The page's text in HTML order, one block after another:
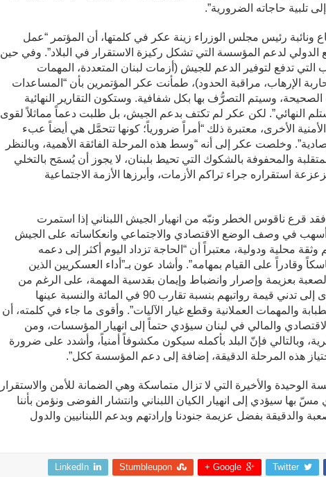
تلبية حاجاته الضرورية”.
ونائبة رئيس مجلس الوزراء زينة عكر في كلمتها، أن المؤتمر “عمل
الدولي لدعم المؤسسة التي تشكل ركيزة الاستقرار في البلاد”. وفي حين
تدفع لتوفير الدعم للجيش (أزمات لبنان المتعددة، المهمات
الإرهاب، مراقبة الحدود)، طمأنت عكر المؤتمرين بأن “المساعدات
وسيتم التصرُّف بها بكل شفافية. وستكون التقارير النهائية
النهائي”. لكن عكر لم تكتف بدعم الجيش، بل طلبت دعماً مماثلاً لقوى
الأمنية الأخرى، معتبرة ذلك “أمراً ضرورياً؛ كونها تتحمَّل هي أيضاً عبء
وخلصت عكر إلى أنه “وسط هذه المرحلة الفائقة الأهمية، وبالنظر
والمحفوفة بالشكوك التي تحيط بلبنان، لا يجوز أن يُسمَح بالتخلي
استقراره جراء تراكم الأزمات، وأبرزها الأزمة الاجتماعية
قرع ناقوس الخطر ونبّه من انهيار الجيش اللبناني إذا استمرت
أسهب في وصف الوضع الاقتصادي والاجتماعي وانعكاساته على الجيش
محلية ودولية، معتبراً أن “الحاجة تزداد اليوم أكثر إلى دعمه
وقادراً على القيام بمهامه”. وأشاد عون بـ”أداء العسكريين الذين
بعزيمة وإصرار وانضباط وإيمان بقدسية المهمة، على الرغم من
تدهور قيمة الليرة؛ ما أدّى إلى تدني قيمة رواتبهم بنسبة تقارب 90 في المائة والنسبة عينها
والمهمات العملانية وقطع غيار الآليات”. وأقوى ما جاء في كلمته، أن
والمالي في لبنان سيؤدي حتماً إلى انهيار المؤسسات، ومن
وبالتالي فإنّ البلد بأكمله سيكون مكشوفاً أمنياً، وأشدد على ضرورة
هذه المرحلة الدقيقة، إضافة إلى دعم المؤسسة ككل”.
الوحيدة والأخيرة التي لا تزال متماسكة وهي الضمانة للأمن والاستقرار
بها سيؤدي إلى انهيار الكيان اللبناني وانتشار الفوضى ونؤمن بأننا
والدقيقة بفضل عزيمة جنودنا وإرادتهم وبدعم اللبنانيين والدول
Twitter
Google +
Stumbleupon
LinkedIn